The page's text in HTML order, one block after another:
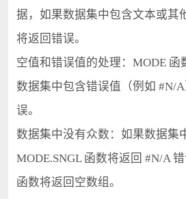
据，如果数据集中包含文本或其
将返回错误。
空值和错误值的处理：MODE 函
数据集中包含错误值（例如 #N/
误。
数据集中没有众数：如果数据集
MODE.SNGL 函数将返回 #N/A
函数将返回空数组。